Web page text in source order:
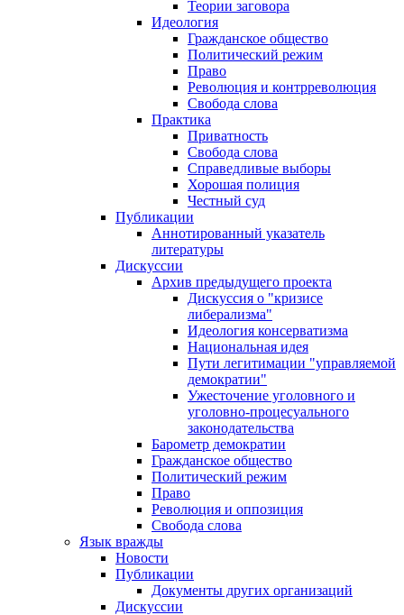
Теории заговора
Идеология
Гражданское общество
Политический режим
Право
Революция и контрреволюция
Свобода слова
Практика
Приватность
Свобода слова
Справедливые выборы
Хорошая полиция
Честный суд
Публикации
Аннотированный указатель
литературы
Дискуссии
Архив предыдущего проекта
Дискуссия о "кризисе
либерализма"
Идеология консерватизма
Национальная идея
Пути легитимации "управляемой
демократии"
Ужесточение уголовного и
уголовно-процесуального
законодательства
Барометр демократии
Гражданское общество
Политический режим
Право
Революция и оппозиция
Свобода слова
Язык вражды
Новости
Публикации
Документы других организаций
Дискуссии